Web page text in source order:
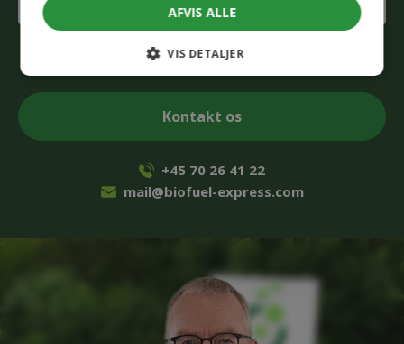
(Påkrævet)
marketing cookies for at indsende formularen
+45 70 26 41 22
mail@biofuel-express.com
AFVIS ALLE
VIS DETALJER